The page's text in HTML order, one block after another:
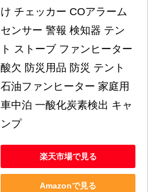
け チェッカー COアラーム
センサー 警報 検知器 テン
ト ストーブ ファンヒーター
酸欠 防災用品 防災 テント
石油ファンヒーター 家庭用
車中泊 一酸化炭素検出 キャ
ンプ
楽天市場で見る
Amazonで見る